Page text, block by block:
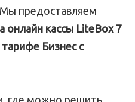
предоставляем
онлайн кассы LiteBox 7
Бизнес с